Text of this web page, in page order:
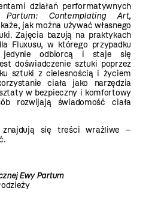
działań performatywnych
Partum:
Contemplating Art,
jak można używać własnego
Zajęcia bazują na praktykach
Fluxusu, w którego przypadku
odbiorcą i staje się
doświadczenie sztuki poprzez
sztuki z cielesnością i życiem
ciała jako narzędzia
w bezpieczny i komfortowy
rozwijają świadomość ciała
znajdują się treści wrażliwe –
Ewy Partum